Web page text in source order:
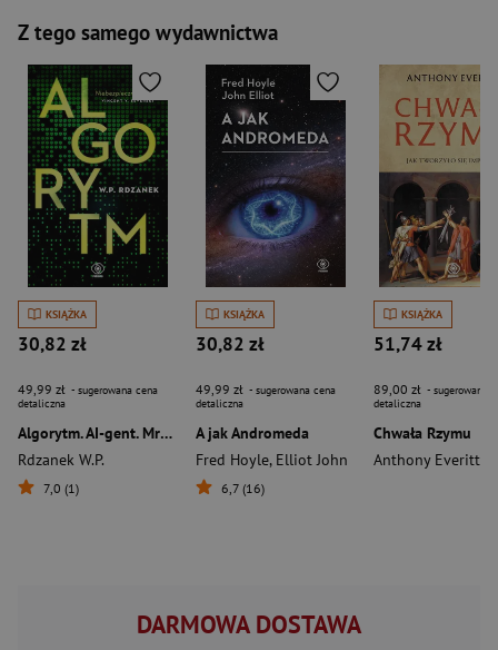
Z tego samego wydawnictwa
KSIĄŻKA
30,82 zł
49,99 zł - sugerowana cena
detaliczna
Algorytm. AI-gent. Mroczne kody. Tom 1
Rdzanek W.P.
7,0 (1)
KSIĄŻKA
30,82 zł
49,99 zł - sugerowana cena
detaliczna
A jak Andromeda
Fred Hoyle, Elliot John
6,7 (16)
KSIĄŻKA
51,74 zł
89,00 zł - sugerowana
detaliczna
Chwała Rzymu
Anthony Everitt
DARMOWA DOSTAWA